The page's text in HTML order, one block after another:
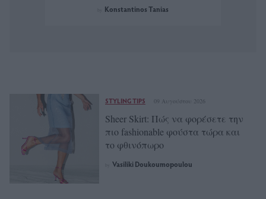
Konstantinos Tanias
STYLING TIPS 09 Αυγούστου 2026
Sheer Skirt: Πώς να φορέσετε την
πιο fashionable φούστα τώρα και
το φθινόπωρο
Vasiliki Doukoumopoulou